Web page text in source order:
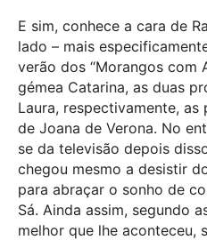
E sim, conhece a cara de
lado – mais
verão dos “Morangos com
gémea Catarina, as duas
Laura, respectivamente, as
de Joana de Verona. No
se da televisão depois
chegou mesmo a desistir
para abraçar o sonho de
Sá. Ainda assim, segundo
melhor que lhe aconteceu,